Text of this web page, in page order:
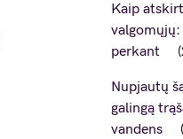
Kaip
perkant
Nupjautų
galingą
vandens